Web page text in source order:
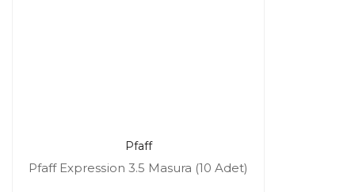
Pfaff
Pfaff Expression 3.5 Masura (10 Adet)